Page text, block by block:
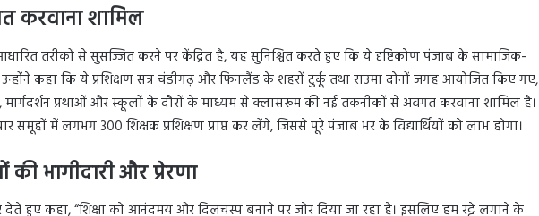
करवाना शामिल
तरीकों से सुसज्जित करने पर केंद्रित है, यह सुनिश्चित करते हुए कि ये दृष्टिकोण पंजाब के सामाजिक-
कहा कि ये प्रशिक्षण सत्र चंडीगढ़ और फिनलैंड के शहरों टुर्कू तथा राउमा दोनों जगह आयोजित किए गए,
मार्गदर्शन प्रथाओं और स्कूलों के दौरों के माध्यम से क्लासरूम की नई तकनीकों से अवगत करवाना शामिल है।
में लगभग 300 शिक्षक प्रशिक्षण प्राप्त कर लेंगे, जिससे पूरे पंजाब भर के विद्यार्थियों को लाभ होगा।
की भागीदारी और प्रेरणा
देते हुए कहा, “शिक्षा को आनंदमय और दिलचस्प बनाने पर जोर दिया जा रहा है। इसलिए हम रट्टे लगाने के